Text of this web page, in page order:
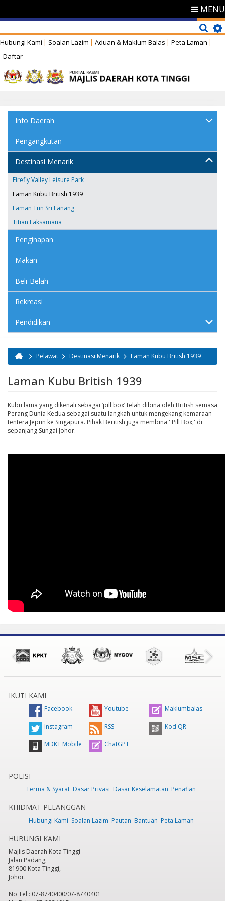
MENU
Hubungi Kami Soalan Lazim Aduan & Maklum Balas
Peta Laman
Daftar
Info Daerah
Pengangkutan
Destinasi Menarik
Firefly Valley Leisure Park
Laman Kubu British 1939
Laman Tun Sri Lanang
Titian Laksamana
Penginapan
Makan
Beli-Belah
Rekreasi
Pendidikan
Anda di sini
Pelawat Destinasi Menarik Laman Kubu British 1939
Laman Kubu British 1939
Kubu lama yang dikenali sebagai ‘pill box’ telah dibina oleh British semasa
Perang Dunia Kedua sebagai suatu langkah untuk mengekang kemaraan
tentera Jepun ke Singapura. Pihak Beritish juga membina ' Pill Box,' di
sepanjang Sungai Johor.
IKUTI KAMI
Facebook Youtube Maklumbalas
Instagram RSS Kod QR
MDKT Mobile ChatGPT
POLISI
Terma & Syarat Dasar Privasi Dasar Keselamatan Penafian
KHIDMAT PELANGGAN
Hubungi Kami Soalan Lazim Pautan Bantuan Peta Laman
HUBUNGI KAMI
Majlis Daerah Kota Tinggi
Jalan Padang,
81900 Kota Tinggi,
Johor.
No Tel : 07-8740400/07-8740401